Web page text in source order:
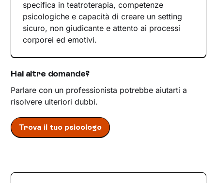
specifica in teatroterapia, competenze
psicologiche e capacità di creare un setting
sicuro, non giudicante e attento ai processi
corporei ed emotivi.
Hai altre domande?
Parlare con un professionista potrebbe aiutarti a
risolvere ulteriori dubbi.
Trova il tuo psicologo